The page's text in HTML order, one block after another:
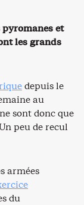
et
les grands
depuis le
au
sont donc que
peu de recul
armées
du